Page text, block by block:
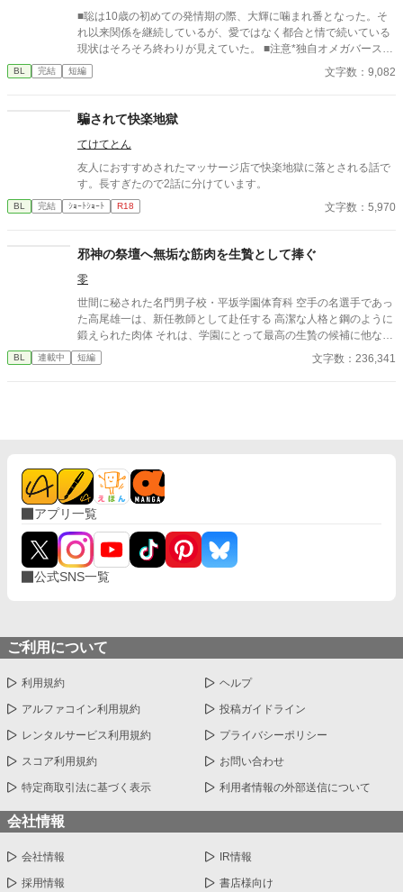
■聡は10歳の初めての発情期の際、大輝に噛まれ番となった。そ
れ以来関係を継続しているが、愛ではなく都合と情で続いている
現状はそろそろ終わりが見えていた。 ■注意*独自オメガバース設
定。■『それは愛か本能か』と同じ世界設定です。関係は一切な
し。
BL 完結 短編 文字数：9,082
騙されて快楽地獄
てけてとん
友人におすすめされたマッサージ店で快楽地獄に落とされる話で
す。長すぎたので2話に分けています。
BL 完結 ｼｮｰﾄｼｮｰﾄ R18 文字数：5,970
邪神の祭壇へ無垢な筋肉を生贄として捧ぐ
零
世間に秘された名門男子校・平坂学園体育科 空手の名選手であっ
た高尾雄一は、新任教師として赴任する 高潔な人格と鋼のように
鍛えられた肉体 それは、学園にとって最高の生贄の候補に他なら
なかった 至高の筋肉を持つ、精神を削られ意志をなくした青年を
太古の神に捧げるため、“水”、“風”、“土”の信奉者達が暗躍する 意
BL 連載中 短編 文字数：236,341
アプリ一覧
公式SNS一覧
ご利用について
利用規約 ヘルプ
アルファコイン利用規約 投稿ガイドライン
レンタルサービス利用規約 プライバシーポリシー
スコア利用規約 お問い合わせ
特定商取引法に基づく表示 利用者情報の外部送信について
会社情報
会社情報 IR情報
採用情報 書店様向け